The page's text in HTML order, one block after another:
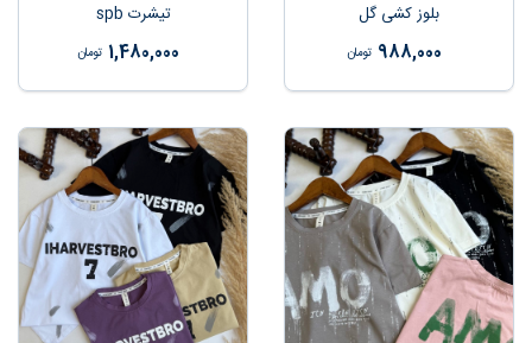
بلوز کشی گل
988,000 تومان
تیشرت spb
1,480,000 تومان